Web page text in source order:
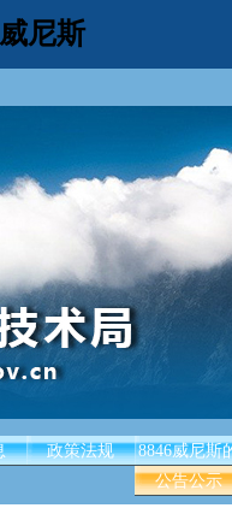
尼斯
政策法规
8846威尼斯
公告公示